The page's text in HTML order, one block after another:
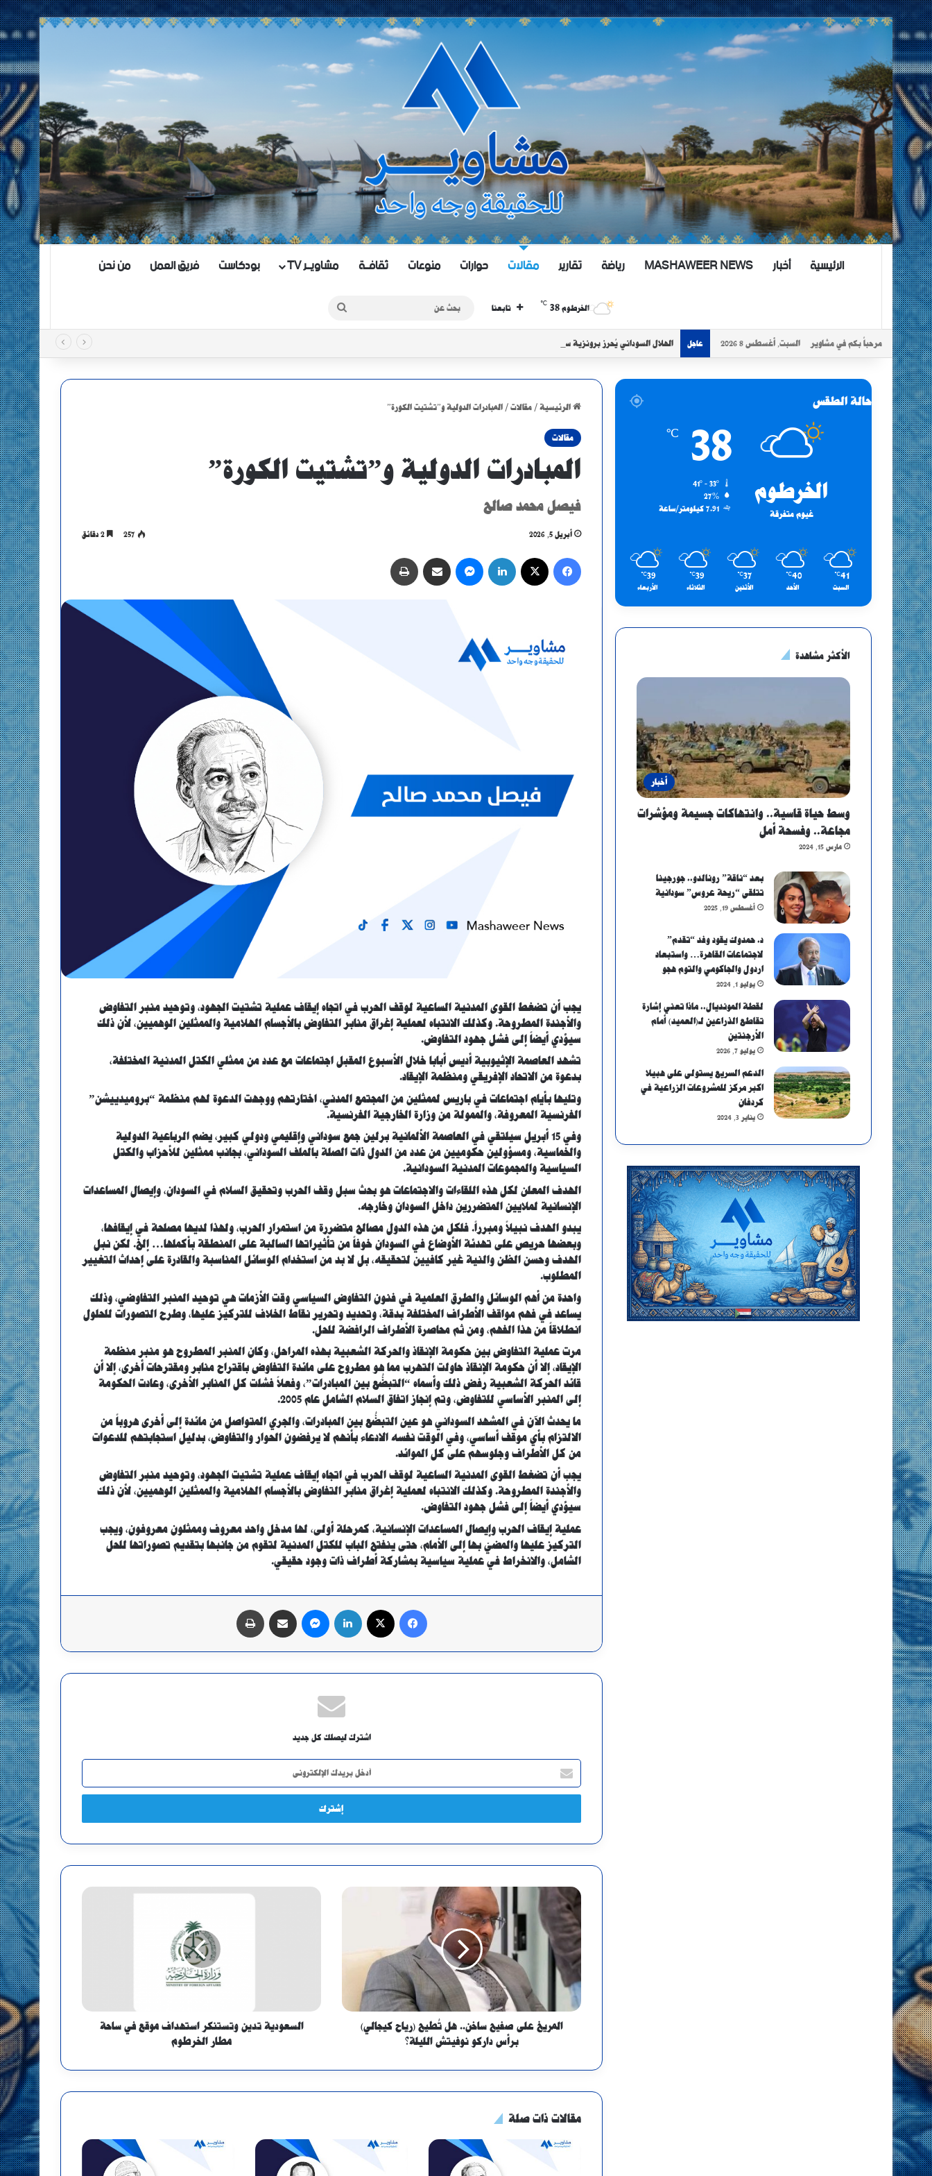
الرئيسية أخبار MASHAWEER NEWS رياضة تقارير مقالات حوارات منوعات ثقافــة مشاويــر TV بودكاست فريق العمل من نحن
الخرطوم 38
℃
تابعنا بحث
عن
مرحباً بكم في مشاوير السبت, أغسطس 8 2026 عاجل الهلال السوداني يُحرز برونزية سيكافا بثنائية في شباك الجاموس
الرئيسية / مقالات / المبادرات الدولية و”تشتيت الكورة”
مقالات
المبادرات الدولية و”تشتيت الكورة”
فيصل محمد صالح
أبريل 5, 2026 257
فيسبوك لينكدإن ماسنجر مشاركة عبر البريد
يجب أن تضغط القوى المدنية الساعية لوقف الحرب في اتجاه إيقاف عملية تشتيت الجهود، وتوحيد منبر التفاوض
والأجندة المطروحة. وكذلك الانتباه لعملية إغراق منابر التفاوض بالأجسام الهلامية والممثلين الوهميين، لأن ذلك
سيؤدي أيضاً إلى فشل جهود التفاوض.
تشهد العاصمة الإثيوبية أديس أبابا خلال الأسبوع المقبل اجتماعات مع عدد من ممثلي الكتل المدنية المختلفة،
بدعوة من الاتحاد الإفريقي ومنظمة الإيقاد.
وتليها بأيام اجتماعات في باريس لممثلين من المجتمع المدني، اختارتهم ووجهت الدعوة لهم منظمة “بروميدييشن”
الفرنسية المعروفة، والممولة من وزارة الخارجية الفرنسية.
وفي 15 أبريل سيلتقي في العاصمة الألمانية برلين جمع سوداني وإقليمي ودولي كبير، يضم الرباعية الدولية
والخماسية، ومسؤولين حكوميين من عدد من الدول ذات الصلة بالملف السوداني، بجانب ممثلين للأحزاب والكتل
السياسية والمجموعات المدنية السودانية.
الهدف المعلن لكل هذه اللقاءات والاجتماعات هو بحث سبل وقف الحرب وتحقيق السلام في السودان، وإيصال المساعدات
الإنسانية لملايين المتضررين داخل السودان وخارجه.
يبدو الهدف نبيلاً ومبرراً. فلكل من هذه الدول مصالح متضررة من استمرار الحرب، ولهذا لديها مصلحة في إيقافها،
وبعضها حريص على تهدئة الأوضاع في السودان خوفاً من تأثيراتها السالبة على المنطقة بأكملها… إلخ. لكن نبل
الهدف وحسن الظن والنية غير كافيين لتحقيقه، بل لا بد من استخدام الوسائل المناسبة والقادرة على إحداث التغيير
المطلوب.
واحدة من أهم الوسائل والطرق العلمية في فنون التفاوض السياسي وقت الأزمات هي توحيد المنبر التفاوضي، وذلك
يساعد في فهم مواقف الأطراف المختلفة بدقة، وتحديد وتحرير نقاط الخلاف للتركيز عليها، وطرح التصورات للحلول
انطلاقاً من هذا الفهم، ومن ثم محاصرة الأطراف الرافضة للحل.
مرت عملية التفاوض بين حكومة الإنقاذ والحركة الشعبية بهذه المراحل، وكان المنبر المطروح هو منبر منظمة
الإيقاد، إلا أن حكومة الإنقاذ حاولت التهرب مما هو مطروح على مائدة التفاوض باقتراح منابر ومقترحات أخرى، إلا أن
قائد الحركة الشعبية رفض ذلك وأسماه “التبضُّع بين المبادرات”، وفعلاً فشلت كل المنابر الأخرى، وعادت الحكومة
إلى المنبر الأساسي للتفاوض، وتم إنجاز اتفاق السلام الشامل عام 2005.
ما يحدث الآن في المشهد السوداني هو عين التبضُّع بين المبادرات، والجري المتواصل من مائدة إلى أخرى هروباً من
الالتزام بأي موقف أساسي، وفي الوقت نفسه الادعاء بأنهم لا يرفضون الحوار والتفاوض، بدليل استجابتهم للدعوات
من كل الأطراف وجلوسهم على كل الموائد.
يجب أن تضغط القوى المدنية الساعية لوقف الحرب في اتجاه إيقاف عملية تشتيت الجهود، وتوحيد منبر التفاوض
والأجندة المطروحة. وكذلك الانتباه لعملية إغراق منابر التفاوض بالأجسام الهلامية والممثلين الوهميين، لأن ذلك
سيؤدي أيضاً إلى فشل جهود التفاوض.
عملية إيقاف الحرب وإيصال المساعدات الإنسانية، كمرحلة أولى، لها مدخل واحد معروف وممثلون معروفون، ويجب
التركيز عليها والمضيّ بها إلى الأمام، حتى ينفتح الباب للكتل المدنية لتقوم من جانبها بتقديم تصوراتها للحل
الشامل، والانخراط في عملية سياسية بمشاركة أطراف ذات وجود حقيقي.
فيسبوك لينكدإن ماسنجر مشاركة عبر البريد
اشترك ليصلك كل جديد
أدخل
بريدك
الإلكتروني
المريخ على صفيح ساخن.. هل تُطيح (رياح كيجالي)
برأس داركو نوفيتش الليلة؟
السعودية تدين وتستنكر استهداف موقع في ساحة
مطار الخرطوم
مقالات ذات صلة
حالة الطقس
الخرطوم
غيوم متفرقة
38
℃
27%
7.91 كيلومتر/ساعة
41
℃
السبت
40
℃
الأحد
37
℃
الأثنين
39
℃
الثلاثاء
39
℃
الأربعاء
الأكثر مشاهدة
أخبار
وسط حياة قاسية.. وانتهاكات جسيمة ومؤشرات
مجاعة.. وفسحة أمل
مارس 15, 2024
بعد “ناقة” رونالدو.. جورجينا
تتلقى “ريحة عروس” سودانية
أغسطس 19, 2025
د. حمدوك يقود وفد “تقدم”
لاجتماعات القاهرة… واستبعاد
اردول والجاكومي والتوم هجو
يوليو 1, 2024
لقطة المونديال.. ماذا تعني إشارة
تقاطع الذراعين لـ(العميد) أمام
الأرجنتين
يوليو 7, 2026
الدعم السريع يستولى على هبيلا
اكبر مركز للمشروعات الزراعية في
كردفان
يناير 3, 2024